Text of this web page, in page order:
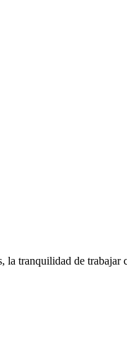
tranquilidad de trabajar